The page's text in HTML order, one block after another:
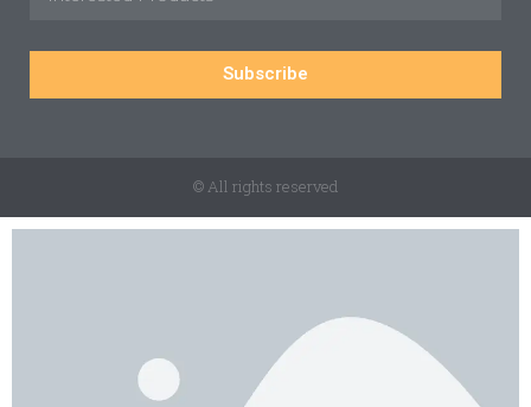
Subscribe
© All rights reserved